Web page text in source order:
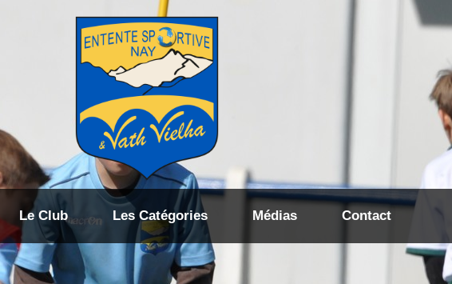
Le Club Les Catégories Médias Contact